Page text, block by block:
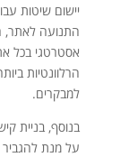
יישום שיטות
התנועה לאתר,
אסטרטגי בכל
הרלוונטיות
למבקרים.
בנוסף, בניית
על מנת להגביר